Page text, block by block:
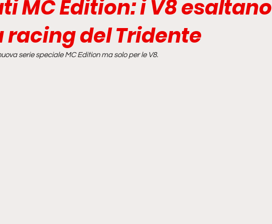
MC Edition: i V8 esaltano
del Tridente
serie speciale MC Edition ma solo per le V8.